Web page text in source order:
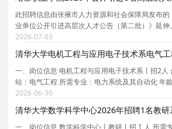
此招聘信息由张掖市人力资源和社会保障局发布
业单位公开引进高层次人才公告（第二批）》延
握培黎职业学院的招聘详情， 现特别针对培黎职业
要点单独说明。 为保证您获取的招聘信息完整且准
2026-07-03
一、岗位信息 电机工程与应用电子技术系丨招2人
站：电气工程 所需专业：电力系统及其自动化 年
求：博士 拟从事研究内容或研究计划： 1. 数据驱
则提取 2. 面向电力系统优化决策的可信人工
2026-06-30
清华大学数学科学中心2026年招聘1名教
一、岗位信息 数学科学中心丨教研丨招 1 人 所需